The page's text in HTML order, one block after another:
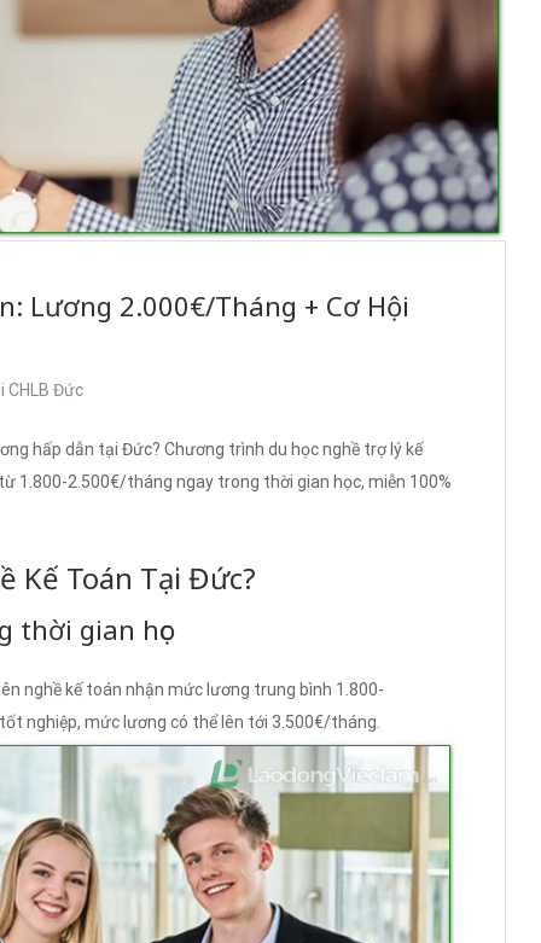
Lương 2.000€/Tháng + Cơ Hội
CHLB Đức
hấp dẫn tại Đức? Chương trình du học nghề trợ lý kế
1.800-2.500€/tháng ngay trong thời gian học, miễn 100%
Kế Toán Tại Đức?
thời gian học
nghề kế toán nhận mức lương trung bình 1.800-
nghiệp, mức lương có thể lên tới 3.500€/tháng.